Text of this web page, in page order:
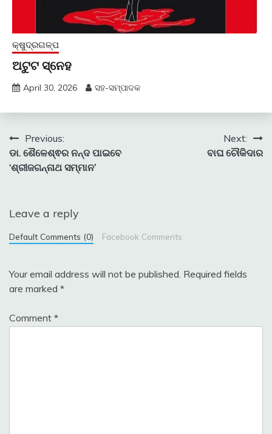
କ୍ଷୁଦ୍ରଗଳ୍ପ
ଅଟୁଟ ସ୍ନେହ
April 30, 2026 ସହ-ସମ୍ପାଦକ
Post
navigation
Previous:
ଡା. ଶୈଳେଶ୍ଵର ନନ୍ଦ ପାଇବେ
‘ଶ୍ରୀଜଗନ୍ନାଥ ସମ୍ମାନ’
Next:
ବାଘ ଚୌକିଦାର
Leave a reply
Default Comments (0) Facebook Comments
Your email address will not be published. Required fields
are marked *
Comment *